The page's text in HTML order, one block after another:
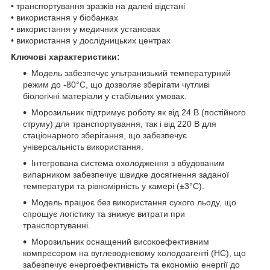
• транспортування зразків на далекі відстані
• використання у біобанках
• використання у медичних установах
• використання у дослідницьких центрах
Ключові характеристики:
Модель забезпечує ультранизький температурний
режим до -80°C, що дозволяє зберігати чутливі
біологічні матеріали у стабільних умовах.
Морозильник підтримує роботу як від 24 В (постійного
струму) для транспортування, так і від 220 В для
стаціонарного зберігання, що забезпечує
універсальність використання.
Інтегрована система охолодження з вбудованим
випарником забезпечує швидке досягнення заданої
температури та рівномірність у камері (±3°C).
Модель працює без використання сухого льоду, що
спрощує логістику та знижує витрати при
транспортуванні.
Морозильник оснащений високоефективним
компресором на вуглеводневому холодоагенті (HC), що
забезпечує енергоефективність та економію енергії до